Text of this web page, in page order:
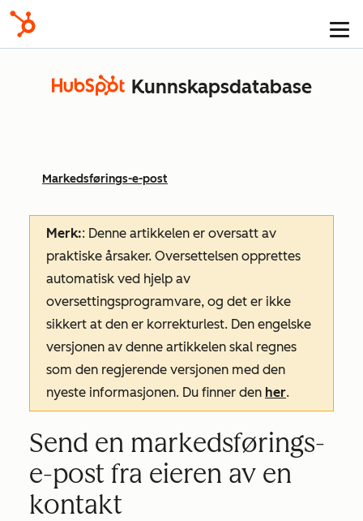
Kunnskapsdatabase
Markedsførings-e-post
Merk:: Denne artikkelen er oversatt av
praktiske årsaker. Oversettelsen opprettes
automatisk ved hjelp av
oversettingsprogramvare, og det er ikke
sikkert at den er korrekturlest. Den engelske
versjonen av denne artikkelen skal regnes
som den regjerende versjonen med den
nyeste informasjonen. Du finner den her.
Send en markedsførings-
e-post fra eieren av en
kontakt